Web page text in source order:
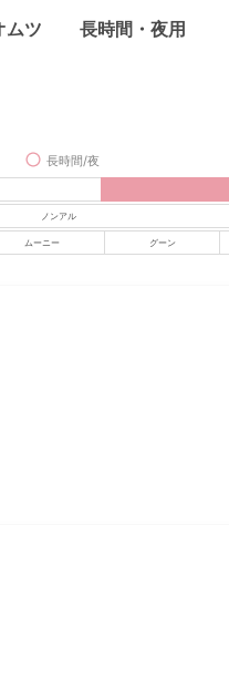
ムツ 長時間・夜用
長時間/夜
ノンアル
ムーニー グーン